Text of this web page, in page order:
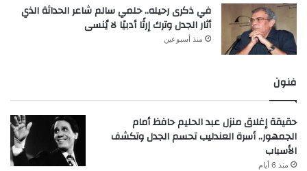
في ذكرى رحيله.. حلمي سالم شاعر الحداثة الذي
أثار الجدل وترك إرثًا أدبيًا لا يُنسى
منذ أسبوعين
فنون
حقيقة إغلاق منزل عبد الحليم حافظ أمام
الجمهور.. أسرة العندليب تحسم الجدل وتكشف
الأسباب
منذ 6 أيام